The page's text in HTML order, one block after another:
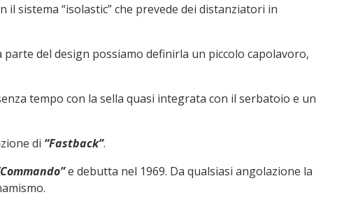
sistema “isolastic” che prevede dei distanziatori in
del design possiamo definirla un piccolo capolavoro,
tempo con la sella quasi integrata con il serbatoio e un
di “Fastback”.
e debutta nel 1969. Da qualsiasi angolazione la